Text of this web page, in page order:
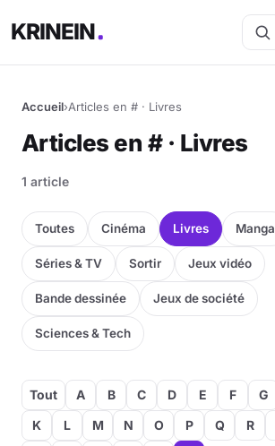
KRINEIN
Accueil›Articles en # · Livres
Articles en # · Livres
1 article
Toutes Cinéma Livres Manga
Séries & TV Sortir Jeux vidéo
Bande dessinée Jeux de société
Sciences & Tech
Tout A B C D E F G
K
L M N O P Q R